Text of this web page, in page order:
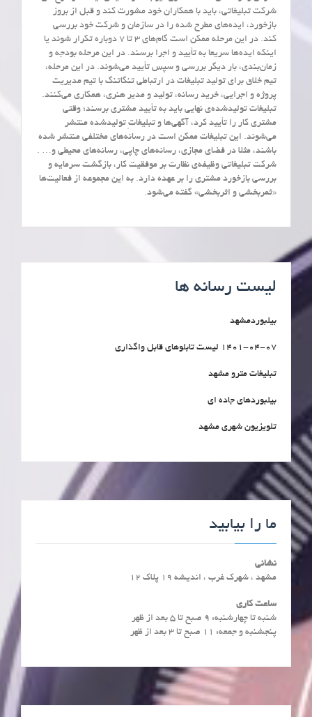
شرکت تبلیغاتی، باید با همکاران خود مشورت کند و قبل از بروز
بازخورد، ایده‌های مطرح شده را در سازمان و شرکت خود بررسی
کند. در این مرحله ممکن است گام‌های ۳ تا ۷ دوباره تکرار شوند یا
اینکه ایده‌ها سریعا به تأیید و اجرا برسند. در این مرحله بودجه و
زمان‌بندی، بار دیگر بررسی و سپس تأیید می‌شوند. در این مرحله،
تیم خلاق برای تولید تبلیغات در ارتباطی تنگاتنگ با تیم مدیریت
پروژه و اجرایی، خرید رسانه، تولید و مدیر هنری، همکاری می‌کنند.
تبلیغات تولیدشده‌ی نهایی باید به تأیید مشتری برسند؛ وقتی
مشتری کار را تأیید کرد، آگهی‌ها و تبلیغاتِ تولیدشده منتشر
می‌شوند. این تبلیغات ممکن است در رسانه‌های مختلفی منتشر شده
باشند، مثلا در فضای مجازی، رسانه‌های چاپی، رسانه‌های محیطی و… .
شرکت تبلیغاتی وظیفه‌ی نظارت بر موفقیت کار، بازگشت سرمایه و
بررسی بازخورد مشتری را بر عهده دارد. به این مجموعه از فعالیت‌ها
«ثمربخشی و اثربخشی» گفته می‌شود.
لیست رسانه ها
بیلبوردمشهد
1401-04-07 لیست تابلوهای قابل واگذاری
تبلیغات مترو مشهد
بیلبوردهای جاده ای
تلویزیون شهری مشهد
ما را بیابید
نشانی
مشهد ، شهرک غرب ، اندیشه 19 پلاک 12
ساعت کاری
شنبه تا چهارشنبه: ۹ صبح تا ۵ بعد از ظهر
پنجشنبه و جمعه: ۱۱ صبح تا ۳ بعد از ظهر